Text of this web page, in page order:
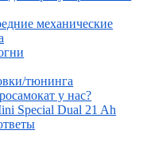
механические
тюнинга
у нас?
Special Dual 21 Ah